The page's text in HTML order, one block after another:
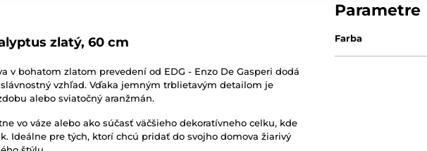
zlatý, 60 cm
v bohatom zlatom prevedení od EDG - Enzo De Gasperi dodá
vzhľad. Vďaka jemným trblietavým detailom je
alebo sviatočný aranžmán.
vo váze alebo ako súčasť väčšieho dekoratívneho celku, kde
Ideálne pre tých, ktorí chcú pridať do svojho domova žiarivý
Parametre
Farba